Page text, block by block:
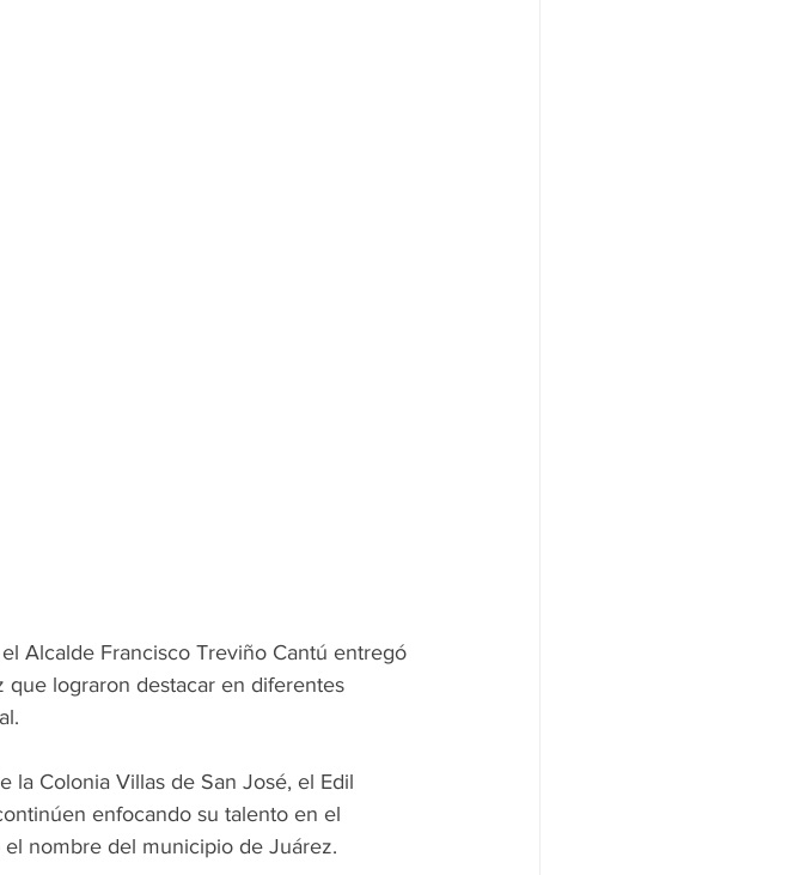
Alcalde Francisco Treviño Cantú entregó
lograron destacar en diferentes
la Colonia Villas de San José, el Edil
enfocando su talento en el
nombre del municipio de Juárez.